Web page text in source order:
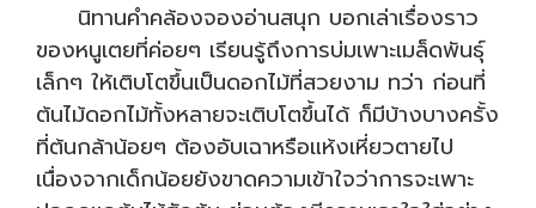
นิทานคำคล้องจองอ่านสนุก บอกเล่าเรื่องราว
ของหนูเตยที่ค่อยๆ เรียนรู้ถึงการบ่มเพาะเมล็ดพันธุ์
เล็กๆ ให้เติบโตขึ้นเป็นดอกไม้ที่สวยงาม ทว่า ก่อนที่
ต้นไม้ดอกไม้ทั้งหลายจะเติบโตขึ้นได้ ก็มีบ้างบางครั้ง
ที่ต้นกล้าน้อยๆ ต้องอับเฉาหรือแห้งเหี่ยวตายไป
เนื่องจากเด็กน้อยยังขาดความเข้าใจว่าการจะเพาะ